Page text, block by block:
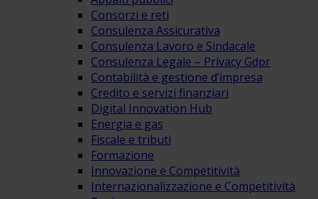
Consorzi e reti
Consulenza Assicurativa
Consulenza Lavoro e Sindacale
Consulenza Legale – Privacy Gdpr
Contabilità e gestione d’impresa
Credito e servizi finanziari
Digital Innovation Hub
Energia e gas
Fiscale e tributi
Formazione
Innovazione e Competitività
Internazionalizzazione e Competitività